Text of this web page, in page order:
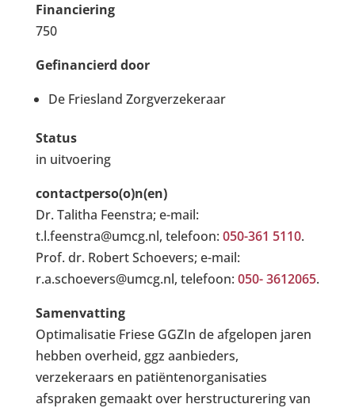
Financiering
750
Gefinancierd door
De Friesland Zorgverzekeraar
Status
in uitvoering
contactperso(o)n(en)
Dr. Talitha Feenstra; e-mail:
t.l.feenstra@umcg.nl, telefoon: 050-361 5110.
Prof. dr. Robert Schoevers; e-mail:
r.a.schoevers@umcg.nl, telefoon: 050- 3612065.
Samenvatting
Optimalisatie Friese GGZIn de afgelopen jaren
hebben overheid, ggz aanbieders,
verzekeraars en patiëntenorganisaties
afspraken gemaakt over herstructurering van